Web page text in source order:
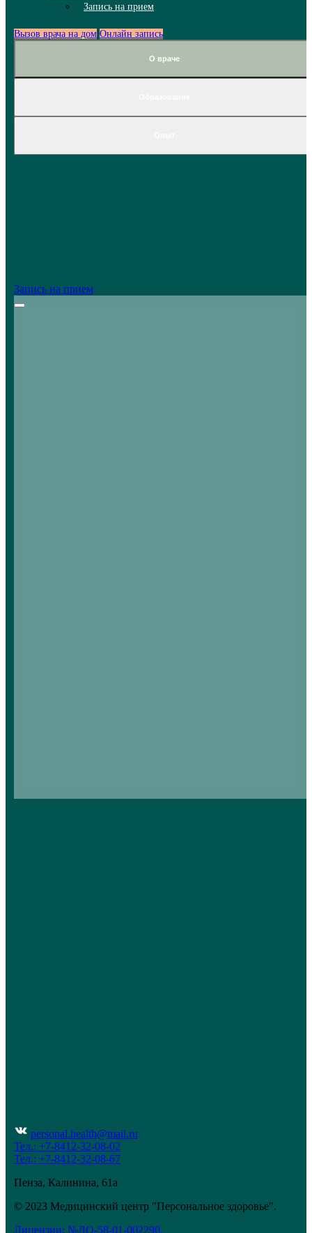
Запись на прием
Вызов врача на дом Онлайн запись
О враче
Запись на прием
personal.health@mail.ru
Тел.: +7-8412-32-08-02
Тел.: +7-8412-32-08-67
Пенза, Калинина, 61а
© 2023 Медицинский центр "Персональное здоровье".
Лицензии: №ЛО-58-01-002290,